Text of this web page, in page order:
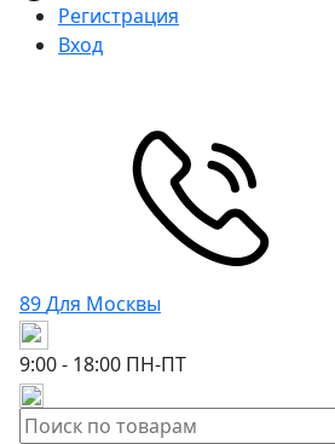
Регистрация
Вход
89Для Москвы
9:00 - 18:00 ПН-ПТ